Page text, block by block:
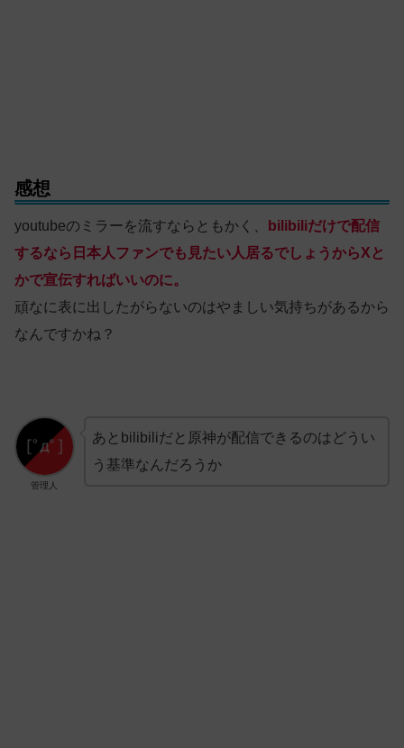
感想
youtubeのミラーを流すならともかく、
bilibiliだけで配信
するなら日本人ファンでも見たい人居るでしょうからXと
かで宣伝すればいいのに。
頑なに表に出したがらないのはやましい気持ちがあるから
なんですかね？
管理人
あとbilibiliだと原神が配信できるのはどうい
う基準なんだろうか